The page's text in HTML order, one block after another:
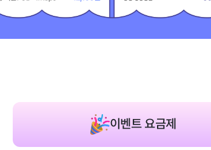
이벤트 요금제